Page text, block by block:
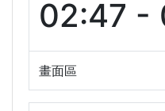
02:47 -
畫面區